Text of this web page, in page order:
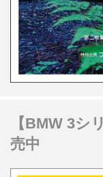
【BMW 3シ
売中